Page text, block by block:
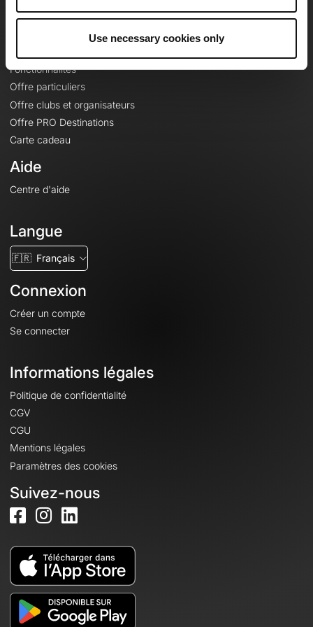
Use necessary cookies only
Fonctionnalités
Offre particuliers
Offre clubs et organisateurs
Offre PRO Destinations
Carte cadeau
Aide
Centre d'aide
Langue
🇫🇷 Français
Connexion
Créer un compte
Se connecter
Informations légales
Politique de confidentialité
CGV
CGU
Mentions légales
Paramètres des cookies
Suivez-nous